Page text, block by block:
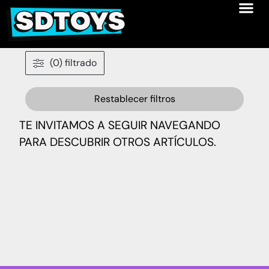
(0) filtrado
Restablecer filtros
TE INVITAMOS A SEGUIR NAVEGANDO
PARA DESCUBRIR OTROS ARTÍCULOS.